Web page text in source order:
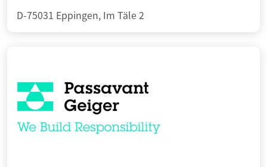
D-75031 Eppingen, Im Täle 2